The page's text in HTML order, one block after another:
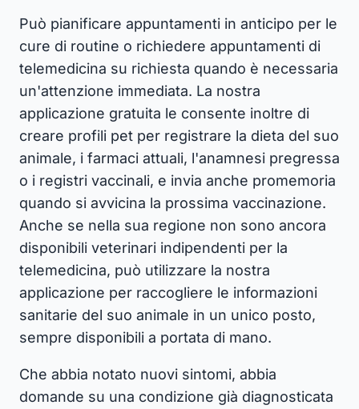
Può pianificare appuntamenti in anticipo per le
cure di routine o richiedere appuntamenti di
telemedicina su richiesta quando è necessaria
un'attenzione immediata. La nostra
applicazione gratuita le consente inoltre di
creare profili pet per registrare la dieta del suo
animale, i farmaci attuali, l'anamnesi pregressa
o i registri vaccinali, e invia anche promemoria
quando si avvicina la prossima vaccinazione.
Anche se nella sua regione non sono ancora
disponibili veterinari indipendenti per la
telemedicina, può utilizzare la nostra
applicazione per raccogliere le informazioni
sanitarie del suo animale in un unico posto,
sempre disponibili a portata di mano.
Che abbia notato nuovi sintomi, abbia
domande su una condizione già diagnosticata